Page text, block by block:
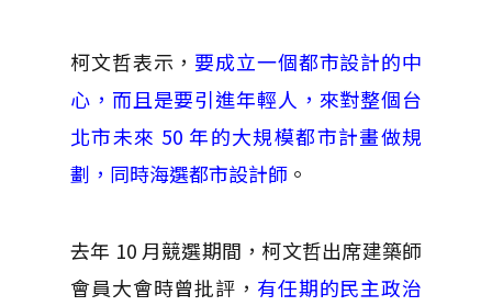
柯文哲表示， 要成立一個都市設計的中
心，而且是要引進年輕人，來對整個台
北市未來 50 年的大規模都市計畫做規
劃，同時海選都市設計師 。
去年 10 月競選期間，柯文哲出席建築師
會員大會時曾批評， 有任期的民主政治